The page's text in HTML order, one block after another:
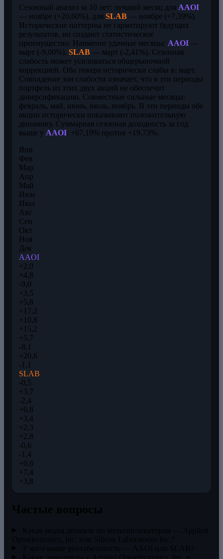
Сезонный анализ за 10 лет: лучший месяц для AAOI
— ноябре (+20,60%), для SLAB — ноябре (+7,39%).
Исторические паттерны не гарантируют будущих
результатов, но создают статистическое
преимущество. Наименее удачные месяцы: AAOI —
март (-9,00%), SLAB — март (-2,41%). Сезонная
слабость может усиливаться общерыночной
коррекцией. Оба тикера исторически слабы в: март.
Совпадение зон слабости означает, что в эти периоды
портфель из этих двух акций не обеспечит
диверсификацию. Совместные сильные месяцы:
февраль, май, июнь, июль, ноябрь. В эти периоды обе
акции исторически показывают положительную
динамику. Суммарная сезонная доходность за год
выше у AAOI: +67,19% против +19,73%.
Янв
Фев
Мар
Апр
Май
Июн
Июл
Авг
Сен
Окт
Ноя
Дек
AAOI
+2,0
+4,8
-9,0
+3,5
+5,8
+17,2
+10,8
+15,2
+5,7
-8,1
+20,6
-1,1
SLAB
-0,5
+3,7
-2,4
+0,8
+3,4
+2,3
+2,8
-0,6
-1,4
+0,6
+7,4
+3,8